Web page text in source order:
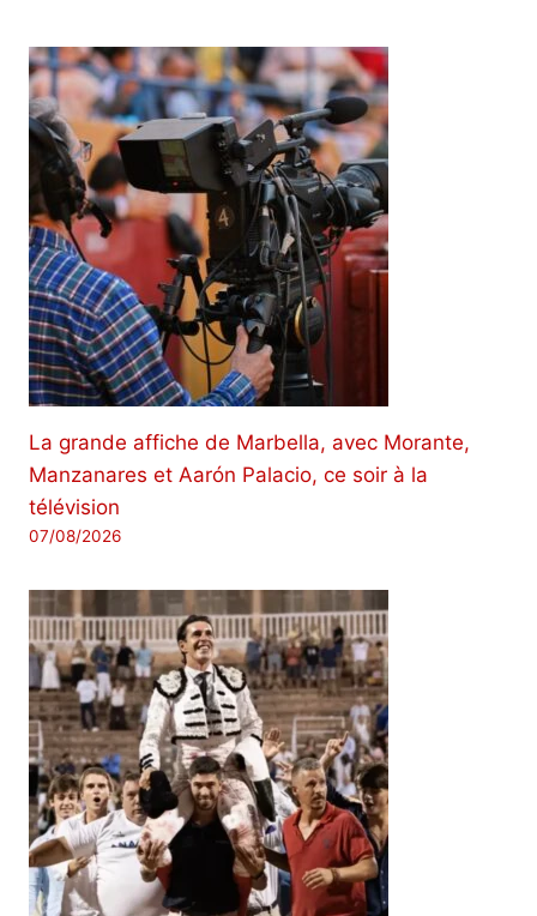
La grande affiche de Marbella, avec Morante,
Manzanares et Aarón Palacio, ce soir à la
télévision
07/08/2026